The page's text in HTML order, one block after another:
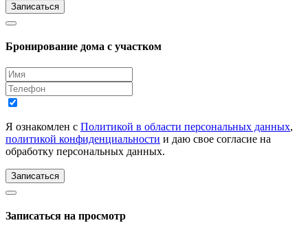
Записаться
Бронирование дома с участком
Я ознакомлен с Политикой в области персональных данных,
политикой конфиденциальности и даю свое согласие на
обработку персональных данных.
Записаться
Записаться на просмотр